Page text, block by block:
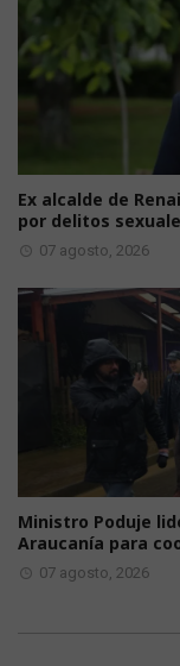
Ex alcalde de
por delitos
07 agosto, 2026
Ministro Poduje
Araucanía para
07 agosto, 2026